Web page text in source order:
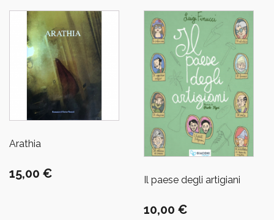
Arathia
15,00 € Il paese degli artigiani
10,00 €